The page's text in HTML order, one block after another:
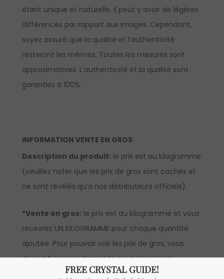
étant unique et naturelle, il peut y avoir de légères
différences par rapport aux images. Cependant,
soyez assuré que la qualité et l’authenticité
resteront les mêmes. Toutes les mesures sont
approximatives. L’authenticité et la qualité sont
garanties à 100%.
INFORMATION VENTE EN GROS
Description du produit: le prix est au kilogramme
(veuillez noter que les prix de gros sont cachés et
ne sont révélés qu’à nos distributeurs officiels).
*Vente en gros: le prix est au kilogramme et vous
recevrez UN KILOGRAMME pour chaque quantité
ajoutée. Pour pouvoir voir les prix de gros, vous
devrez faire une demande pour devenir un
distributeur officiel. Veuillez noter que la quantité